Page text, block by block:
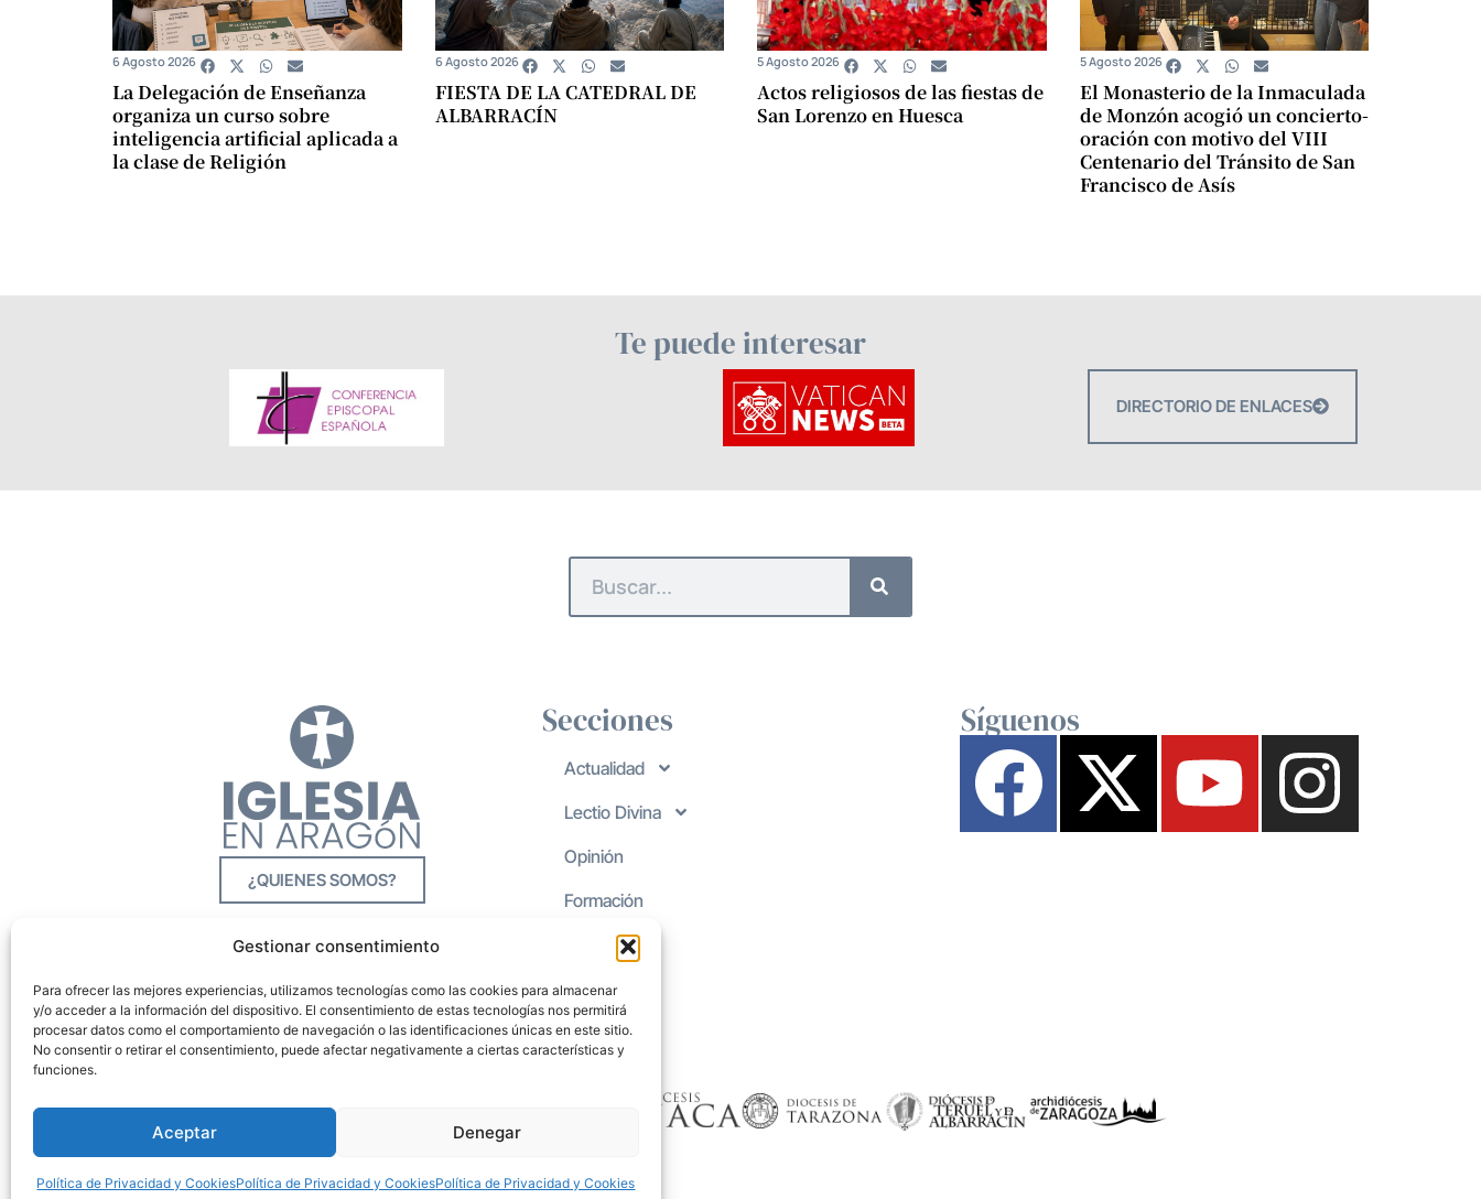
Gestionar consentimiento
Para ofrecer las mejores experiencias, utilizamos tecnologías como las cookies para almacenar
y/o acceder a la información del dispositivo. El consentimiento de estas tecnologías nos permitirá
procesar datos como el comportamiento de navegación o las identificaciones únicas en este sitio.
No consentir o retirar el consentimiento, puede afectar negativamente a ciertas características y
funciones.
Aceptar Denegar
Política de Privacidad y CookiesPolítica de Privacidad y CookiesPolítica de Privacidad y Cookies
La Delegación de Enseñanza
organiza un curso sobre
inteligencia artificial aplicada a
la clase de Religión
6 Agosto 2026
FIESTA DE LA CATEDRAL DE
ALBARRACÍN
6 Agosto 2026
Actos religiosos de las fiestas de
San Lorenzo en Huesca
5 Agosto 2026
El Monasterio de la Inmaculada
de Monzón acogió un concierto-
oración con motivo del VIII
Centenario del Tránsito de San
Francisco de Asís
5 Agosto 2026
Te puede interesar
DIRECTORIO DE ENLACES
¿QUIENES SOMOS?
Secciones
Actualidad
Lectio Divina
Opinión
Formación
Síguenos